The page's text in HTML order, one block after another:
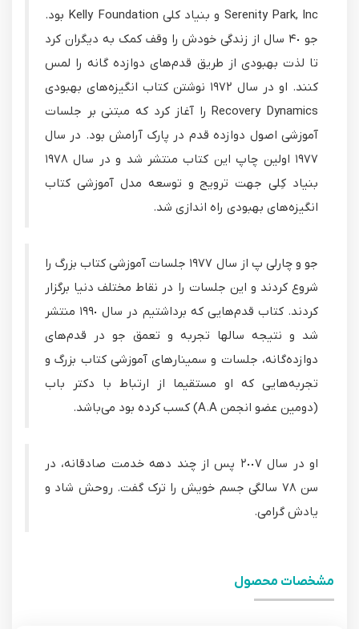
Serenity Park, Inc و بنیاد کلی Kelly Foundation بود.
جو ۴٠ سال از زندگی خودش را وقف کمک به دیگران کرد
تا لذت بهبودی از طریق قدم‌های دوازده گانه را لمس
کنند. او در سال ١٩٧٢ نوشتن کتاب انگیزه‌های بهبودی
Recovery Dynamics را آغاز کرد که مبتنی بر جلسات
آموزشی اصول دوازده قدم در پارک آرامش بود. در سال
١٩٧٧ اولین چاپ این کتاب منتشر شد و در سال ١٩٧٨
بنیاد کِلی جهت ترویج و توسعه مدل آموزشی کتاب
انگیزه‌های بهبودی راه اندازی شد.
جو و چارلی پ از سال ١٩٧٧ جلسات آموزشی کتاب بزرگ را
شروع کردند و این جلسات را در نقاط مختلف دنیا برگزار
کردند. کتاب قدم‌هایی که برداشتیم در سال ١٩٩٠ منتشر
شد و نتیجه سالها تجربه و تعمق جو در قدم‌های
دوازده‌گانه، جلسات و سمینارهای آموزشی کتاب بزرگ و
تجربه‌هایی که او مستقیما از ارتباط با دکتر باب
(دومین عضو انجمن A.A) کسب کرده بود می‌باشد.
او در سال ٢٠٠٧ پس از چند دهه خدمت صادقانه، در
سن ٧٨ سالگی جسم خویش را ترک گفت. روحش شاد و
یادش گرامی.
مشخصات محصول